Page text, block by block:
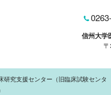
信州大学
究支援センター（旧臨床試験センタ